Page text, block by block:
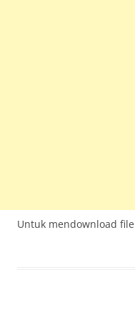
Untuk mendownload